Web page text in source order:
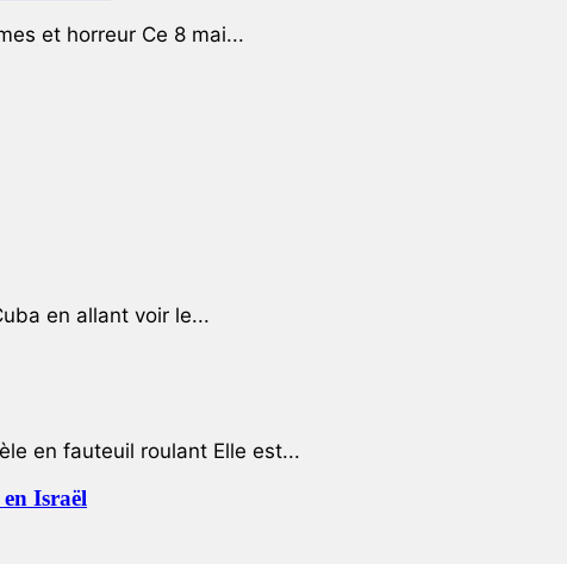
et horreur Ce 8 mai...
en allant voir le...
en fauteuil roulant Elle est...
Israël